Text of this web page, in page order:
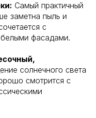
Самый практичный
заметна пыль и
с
фасадами.
солнечного света
смотрится с